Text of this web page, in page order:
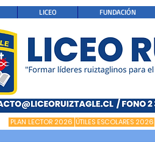
LICEO FUNDACIÓN
PLAN LECTOR 2026 ÚTILES ESCOLARES 2026